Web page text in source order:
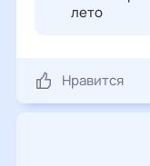
лето
Нравится